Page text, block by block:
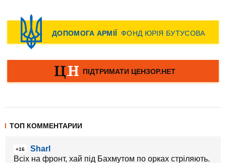
ТОП КОММЕНТАРИИ
+16
Sharl
Всіх на фронт, хай під Бахмутом по орках стріляють.